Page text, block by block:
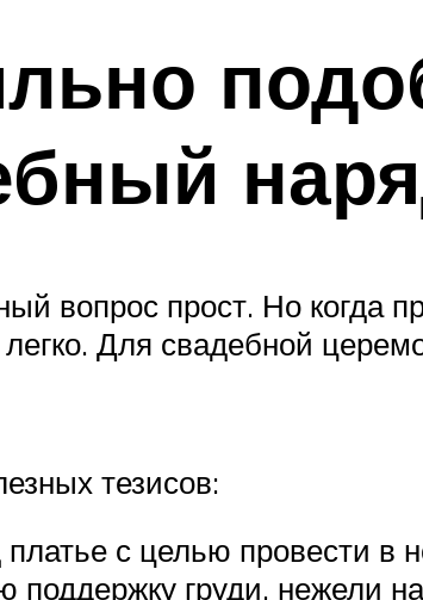
вопрос прост. Но когда
легко. Для свадебной
тезисов:
с целью провести в
поддержку груди, нежели